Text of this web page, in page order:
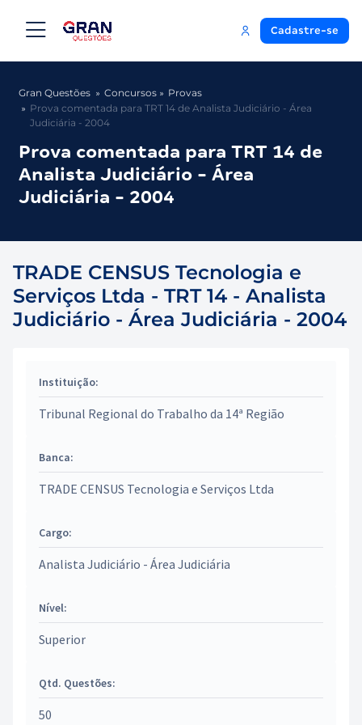
Cadastre-se
Gran Questões Concursos
Provas
Prova comentada para TRT 14 de Analista Judiciário - Área
Judiciária - 2004
Prova comentada para TRT 14 de
Analista Judiciário - Área
Judiciária - 2004
TRADE CENSUS Tecnologia e
Serviços Ltda - TRT 14 - Analista
Judiciário - Área Judiciária - 2004
Instituição:
Tribunal Regional do Trabalho da 14ª Região
Banca:
TRADE CENSUS Tecnologia e Serviços Ltda
Cargo:
Analista Judiciário - Área Judiciária
Nível:
Superior
Qtd. Questões:
50